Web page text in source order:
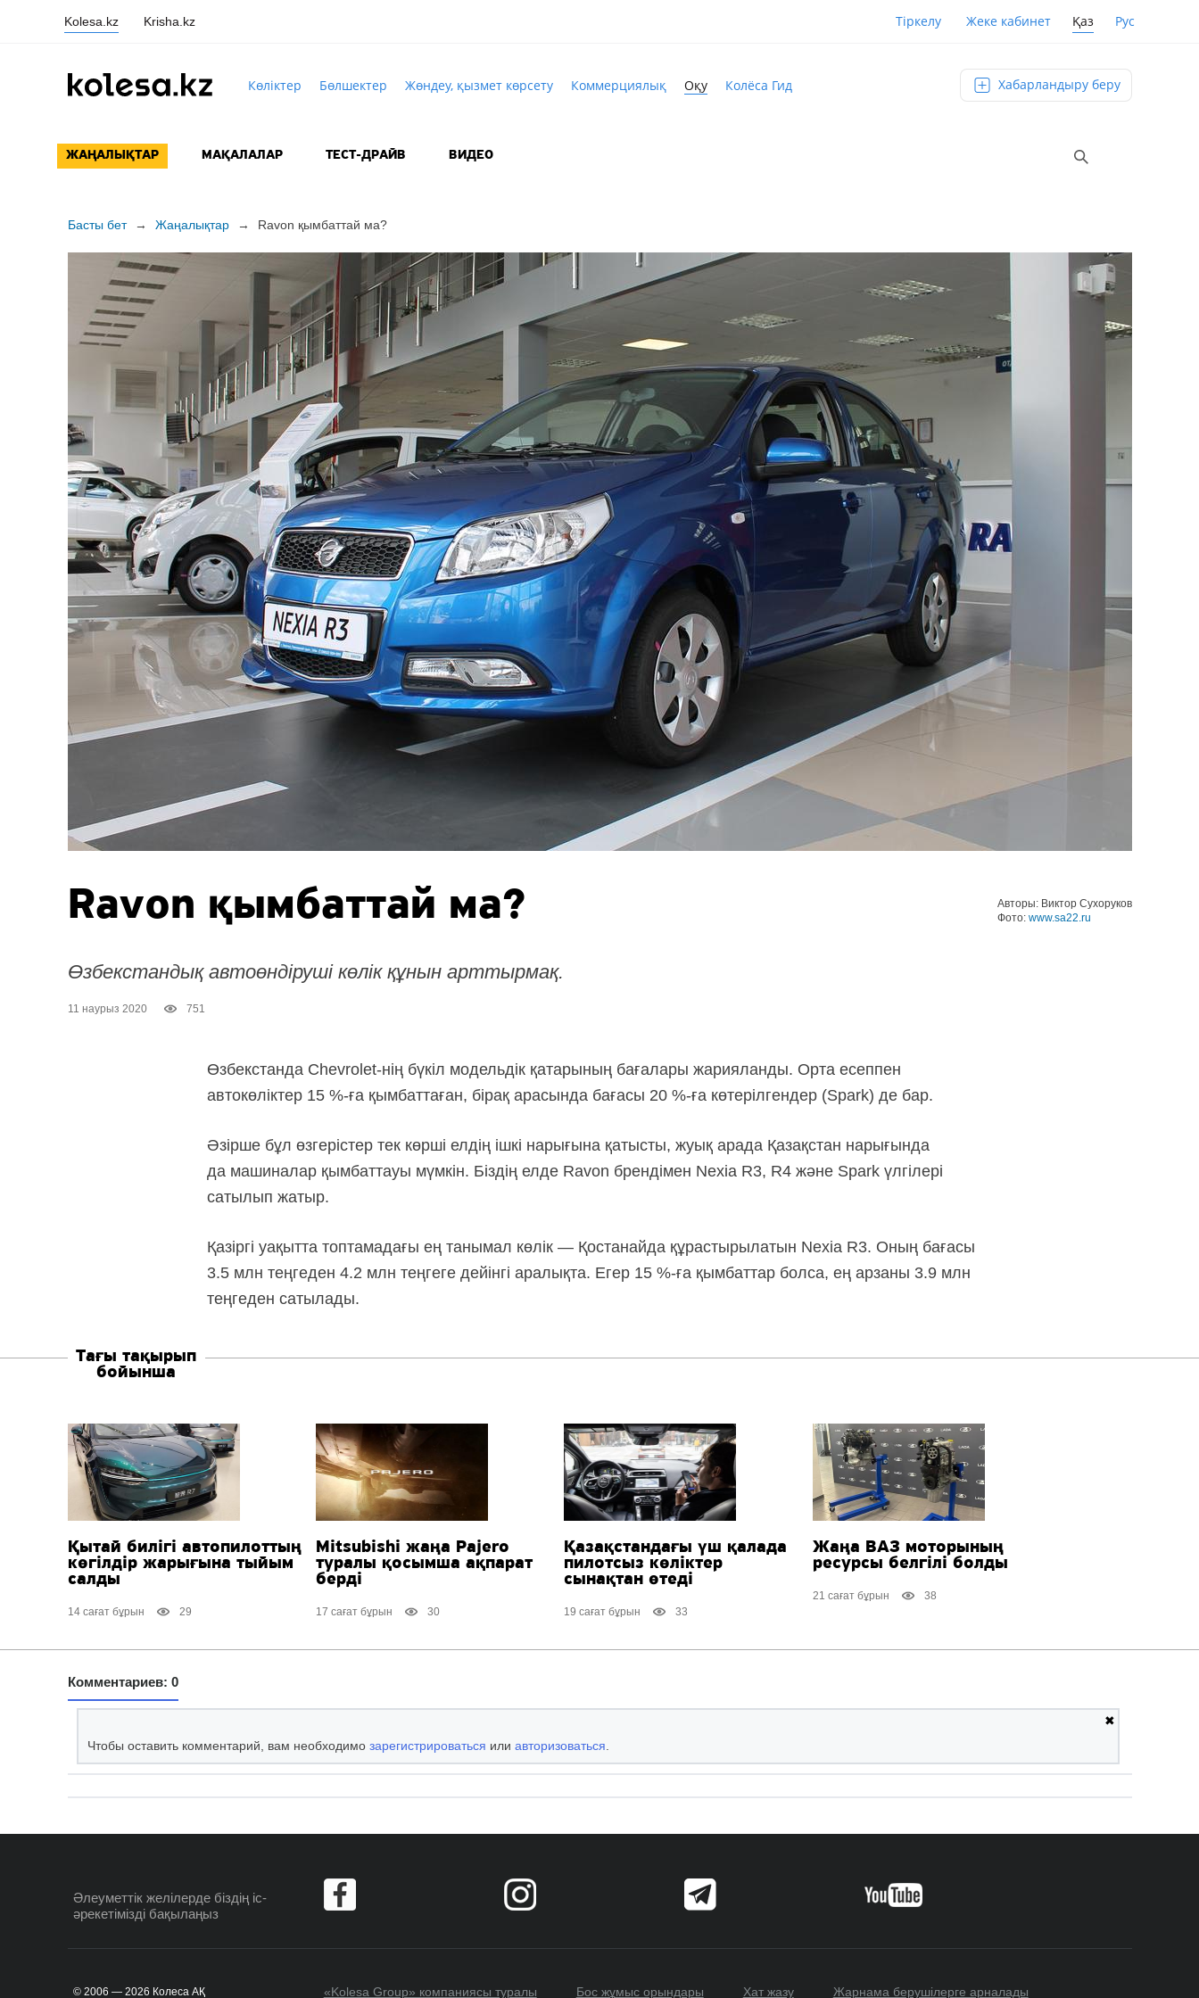
Kolesa.kz Krisha.kz Тіркелу Жеке кабинет Қаз Рус
Көліктер Бөлшектер Жөндеу, қызмет көрсету Коммерциялық Оқу Колёса Гид Хабарландыру беру
ЖАҢАЛЫҚТАР МАҚАЛАЛАР ТЕСТ-ДРАЙВ ВИДЕО
Басты бет → Жаңалықтар → Ravon қымбаттай ма?
Ravon қымбаттай ма?
Өзбекстандық автоөндіруші көлік құнын арттырмақ.
11 наурыз 2020 751
Авторы: Виктор Сухоруков
Фото: www.sa22.ru
Өзбекстанда Chevrolet-нің бүкіл модельдік қатарының бағалары жарияланды. Орта есеппен
автокөліктер 15 %-ға қымбаттаған, бірақ арасында бағасы 20 %-ға көтерілгендер (Spark) де бар.
Әзірше бұл өзгерістер тек көрші елдің ішкі нарығына қатысты, жуық арада Қазақстан нарығында
да машиналар қымбаттауы мүмкін. Біздің елде Ravon брендімен Nexia R3, R4 және Spark үлгілері
сатылып жатыр.
Қазіргі уақытта топтамадағы ең танымал көлік — Қостанайда құрастырылатын Nexia R3. Оның бағасы
3.5 млн теңгеден 4.2 млн теңгеге дейінгі аралықта. Егер 15 %-ға қымбаттар болса, ең арзаны 3.9 млн
теңгеден сатылады.
Тағы тақырып
бойынша
Қытай билігі автопилоттың
көгілдір жарығына тыйым
салды
14 сағат бұрын 29
Mitsubishi жаңа Pajero
туралы қосымша ақпарат
берді
17 сағат бұрын 30
Қазақстандағы үш қалада
пилотсыз көліктер
сынақтан өтеді
19 сағат бұрын 33
Жаңа ВАЗ моторының
ресурсы белгілі болды
21 сағат бұрын 38
Комментариев: 0
✖
Чтобы оставить комментарий, вам необходимо зарегистрироваться или авторизоваться.
Әлеуметтік желілердебіздің іс-
әрекетімізді бақылаңыз
© 2006 — 2026 Колеса АҚ «Kolesa Group» компаниясы туралы Бос жұмыс орындары Хат жазу Жарнама берушілерге арналады